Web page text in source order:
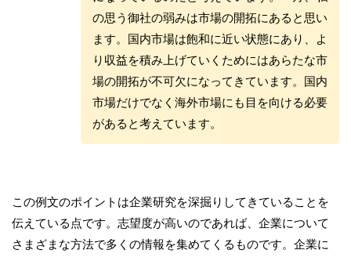
の思う御社の弱みは市場の開拓にあると思い
ます。国内市場は飽和に近い状態にあり、よ
り収益を積み上げていくためにはあらたな市
場の開拓が不可欠になってきています。国内
市場だけでなく海外市場にも目を向ける必要
があると考えています。
この例文のポイントは企業研究を深掘りしてきていることを
伝えている点です。志望度が高いのであれば、企業について
さまざまな方法で多くの情報を集めてくるものです。企業に